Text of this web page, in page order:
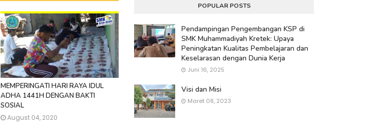
MEMPERINGATI HARI RAYA IDUL
ADHA 1441H DENGAN BAKTI
SOSIAL
August 04, 2020
POPULAR POSTS
Pendampingan Pengembangan KSP di
SMK Muhammadiyah Kretek: Upaya
Peningkatan Kualitas Pembelajaran dan
Keselarasan dengan Dunia Kerja
Juni 16, 2025
Visi dan Misi
Maret 08, 2023